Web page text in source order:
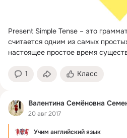
Present Simple Tense – это
считается одним из самых
настоящее простое время
1 Класс
Валентина Семёновна
20 авг 2017
Учим английский язык